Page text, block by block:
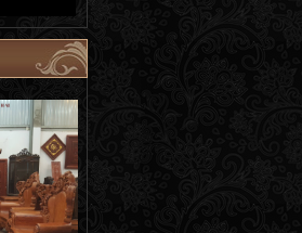
Cưới Đẹp
Giường Ngủ Victoria Tân Cổ
Vàng | Đồ Gỗ Phú Hải GN176